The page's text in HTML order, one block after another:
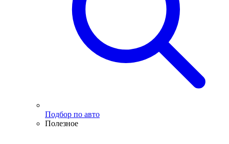
Подбор по авто
Полезное